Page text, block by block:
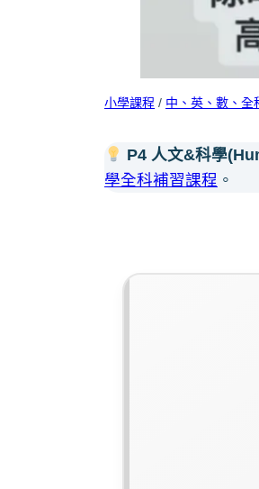
小學課程 / 中、英、數、全
P4人文&科學(
學全科補習課程 。